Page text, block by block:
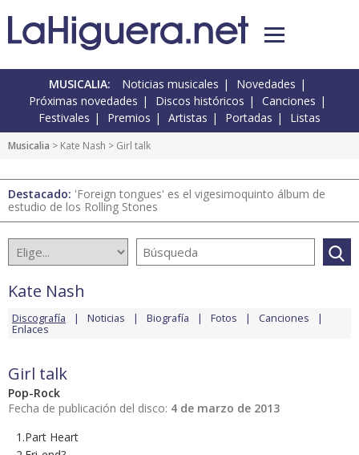
MUSICALIA: Noticias musicales
Novedades
Próximas novedades
Discos históricos
Canciones
Festivales
Premios Artistas Portadas Listas
Musicalia > Kate Nash > Girl talk
Destacado: 'Foreign tongues' es el vigesimoquinto álbum de
estudio de los Rolling Stones
Kate Nash
Discografía Noticias Biografía Fotos Canciones
Enlaces
Girl talk
Pop-Rock
Fecha de publicación del disco: 4 de marzo de 2013
1.Part Heart